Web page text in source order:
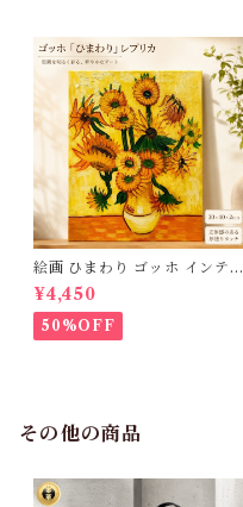
絵画 ひまわり ゴッホ インテリ
ア絵画 油絵 複製画 レプリカ
模写 アートパネル インテリア
壁掛け 風景画 油絵 ポスター
アート アートパネル リビング
¥4,450
50%OFF
その他の商品